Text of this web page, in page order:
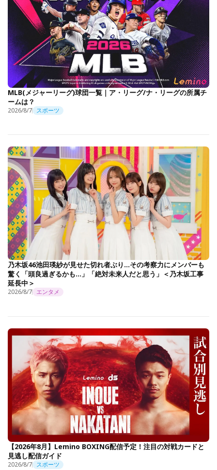
MLB(メジャーリーグ)球団一覧｜ア・リーグ/ナ・リーグの所属チ
ームは？
2026/8/7 スポーツ
乃木坂46池田瑛紗が見せた切れ者ぶり…その考察力にメンバーも
驚く「頭良過ぎるかも…」「絶対未来人だと思う」＜乃木坂工事
延長中＞
2026/8/7 エンタメ
【2026年8月】Lemino BOXING配信予定！注目の対戦カードと
見逃し配信ガイド
2026/8/7 スポーツ